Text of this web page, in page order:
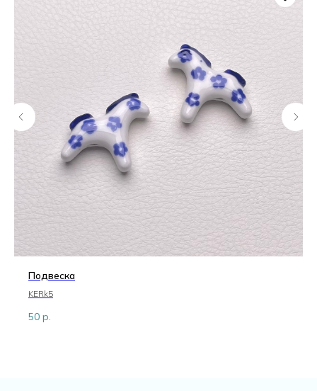
Подвеска
KERk5
50 р.